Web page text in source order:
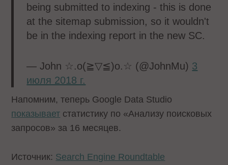
being submitted to indexing - this is done
at the sitemap submission, so it wouldn't
be in the indexing report in the new SC.
— John ☆.o(≧▽≦)o.☆ (@JohnMu) 3
июля 2018 г.
Напомним, теперь Google Data Studio
показывает статистику по «Анализу поисковых
запросов» за 16 месяцев.
Источник: Search Engine Roundtable